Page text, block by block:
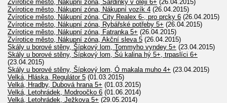
Zvírotice město, Nákupní zóna, Sardinky v oleji 6+ (26.04.2015)
Zvírotice město, Nákupní zóna, Nákupní vozík 4 (26.04.2015)
Zvírotice město, Nákupní zóna, City Realex 6-, pro prcky 6 (26.04.2015)
Zvírotice město, Nákupní zóna, Rybářské potřeby 5+ (26.04.2015)
Zvírotice město, Nákupní zóna, Fatranka 5+ (26.04.2015)
Zvírotice město, Nákupní zóna, Akční sleva 5 (26.04.2015)
Skály u borové stěny, Šípkový lom, Tommyho vyndey 5+ (23.04.2015)
Skály u borové stěny, Šípkový lom, Šú kalina hý 5+, trpaslíci 6+
(23.04.2015)
Skály u borové stěny, Šípkový lom, Ó makala muho 4+ (23.04.2015)
Velká, Hláska, Regulátor 5 (01.03.2015)
Velká, Hradby, Dubová hrana 5+ (01.03.2015)
Velká, Letohrádek, Modroočko 6 (01.06.2014)
Velká, Letohrádek, Ježkova 5+ (29.05.2014)